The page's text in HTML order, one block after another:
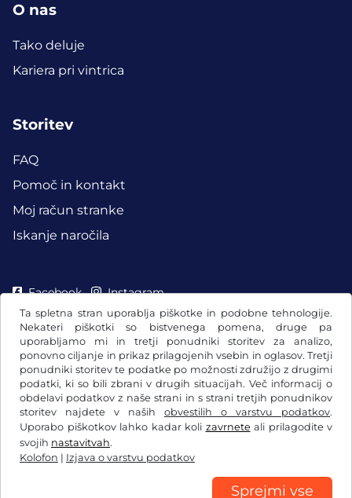
Ta spletna stran uporablja piškotke in podobne tehnologije.
Nekateri piškotki so bistvenega pomena, druge pa
uporabljamo mi in tretji ponudniki storitev za analizo,
ponovno ciljanje in prikaz prilagojenih vsebin in oglasov. Tretji
ponudniki storitev te podatke po možnosti združijo z drugimi
podatki, ki so bili zbrani v drugih situacijah. Več informacij o
obdelavi podatkov z naše strani in s strani tretjih ponudnikov
storitev najdete v naših obvestilih o varstvu podatkov.
Uporabo piškotkov lahko kadar koli zavrneteali prilagodite v
svojih nastavitvah.
Kolofon | Izjava o varstvu podatkov
Sprejmi vse
O nas
Tako deluje
Kariera pri vintrica
Storitev
FAQ
Pomoč in kontakt
Moj račun stranke
Iskanje naročila
Facebook Instagram
Splošni pogoji poslovanja/preklicna pravica
Nastavitve piškotkov Kolofon